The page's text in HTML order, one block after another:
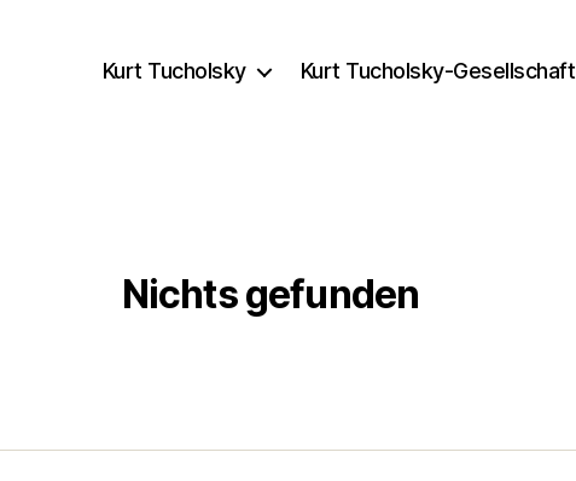
Kurt Tucholsky Kurt Tucholsky-Gesellschaft
Nichts gefunden